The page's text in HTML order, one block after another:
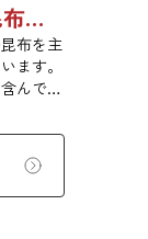
素材の風味を活かした根昆布入りとろろ 23g 単品 5袋セット 20袋セット 3481
布を主
ます。
んでい
やお吸
れま
る根昆